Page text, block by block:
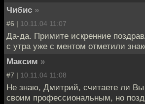
Чибис »
#6 | 10.11.04 11:07
Да-да. Примите искренние
с утра уже с ментом отметили
Максим »
#7 | 10.11.04 11:08
Не знаю, Дмитрий, считаете ли Вы
своим профессиональным, но